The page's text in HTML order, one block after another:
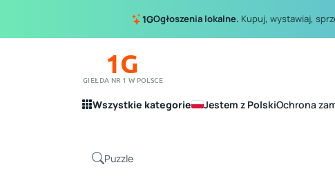
1GOgłoszenia lokalne. Kupuj, wystawiaj,
1G
GIEŁDA NR 1 W POLSCE
Wszystkie kategorie Jestem z PolskiOchrona